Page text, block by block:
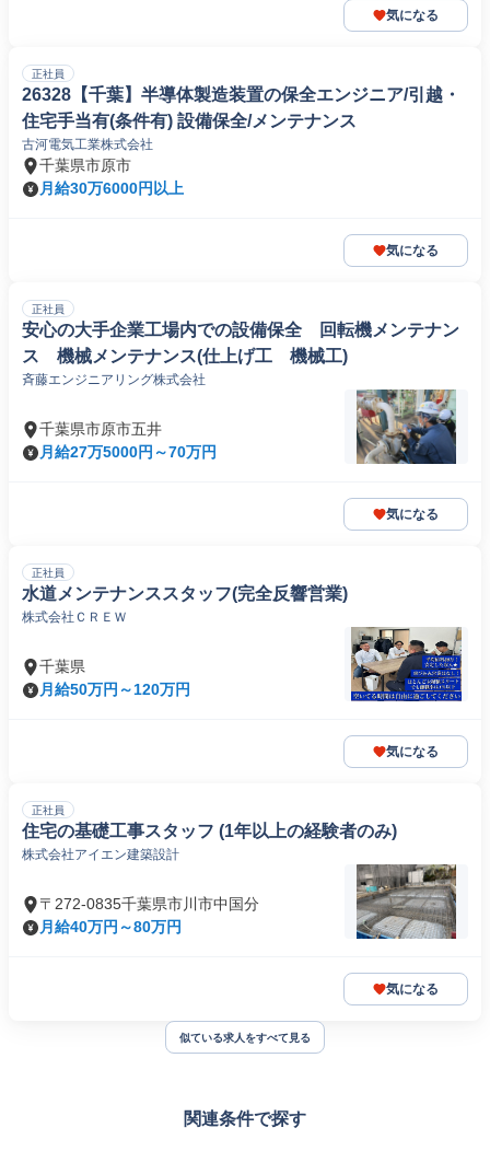
気になる
正社員
26328【千葉】半導体製造装置の保全エンジニア/引越・
住宅手当有(条件有) 設備保全/メンテナンス
古河電気工業株式会社
千葉県市原市
月給30万6000円以上
気になる
正社員
安心の大手企業工場内での設備保全 回転機メンテナン
ス 機械メンテナンス(仕上げ工 機械工)
斉藤エンジニアリング株式会社
千葉県市原市五井
月給27万5000円～70万円
気になる
正社員
水道メンテナンススタッフ(完全反響営業)
株式会社ＣＲＥＷ
千葉県
月給50万円～120万円
気になる
正社員
住宅の基礎工事スタッフ (1年以上の経験者のみ)
株式会社アイエン建築設計
〒272-0835千葉県市川市中国分
月給40万円～80万円
気になる
似ている求人をすべて見る
関連条件で探す